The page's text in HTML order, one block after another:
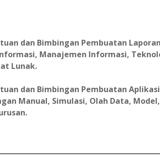
dan Bimbingan Pembuatan
Manajemen Informasi,
Lunak.
dan Bimbingan Pembuatan
Manual, Simulasi, Olah Data,